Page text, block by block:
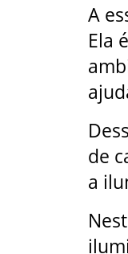
A
Ela
de
a